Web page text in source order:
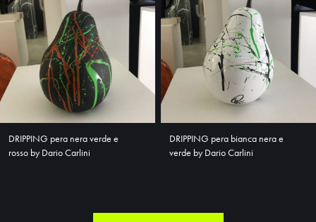
DRIPPING pera nera verde e
rosso by Dario Carlini
DRIPPING pera bianca nera e
verde by Dario Carlini